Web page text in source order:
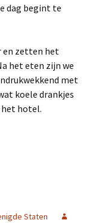
dag begint te
en zetten het
het eten zijn we
met
koele drankjes
het hotel.
Staten